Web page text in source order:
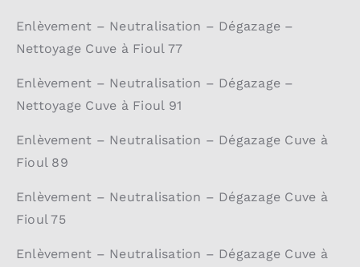
Enlèvement – Neutralisation – Dégazage –
Nettoyage Cuve à Fioul 77
Enlèvement – Neutralisation – Dégazage –
Nettoyage Cuve à Fioul 91
Enlèvement – Neutralisation – Dégazage Cuve à
Fioul 89
Enlèvement – Neutralisation – Dégazage Cuve à
Fioul 75
Enlèvement – Neutralisation – Dégazage Cuve à